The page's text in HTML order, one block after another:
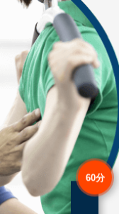
60分